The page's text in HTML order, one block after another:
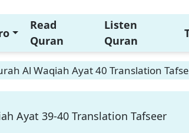
Read
Quran
Listen
Quran
Al Waqiah Ayat 40 Translation
Ayat 39-40 Translation Tafseer